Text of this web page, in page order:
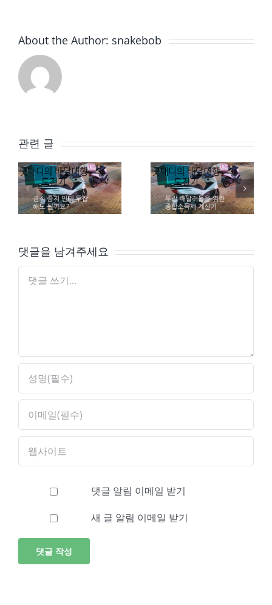
About the Author: snakebob
관련 글
댓글을 남겨주세요
댓글 알림 이메일 받기
새 글 알림 이메일 받기